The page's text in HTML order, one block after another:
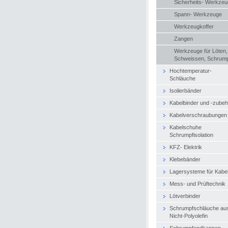
Sicherheits-
Spann- Werkzeuge
Werkzeugkoffer
Zangen
Werkzeuge für Löten,
Schweissen,
Hochtemperatur-
Schläuche
Isolierbänder
Kabelbinder und -
Kabelverschraubungen
Kabelschuhe
Schrumpfisolation
KFZ- Elektrik
Klebebänder
Lagersysteme für Kabel
Mess- und Prüftechnik
Lötverbinder
Schrumpfschläuche
Nicht-Polyolefin